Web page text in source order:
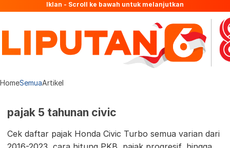
Iklan - Scroll ke bawah untuk melanjutkan
HomeSemuaArtikel
pajak 5 tahunan civic
Cek daftar pajak Honda Civic Turbo semua varian dari